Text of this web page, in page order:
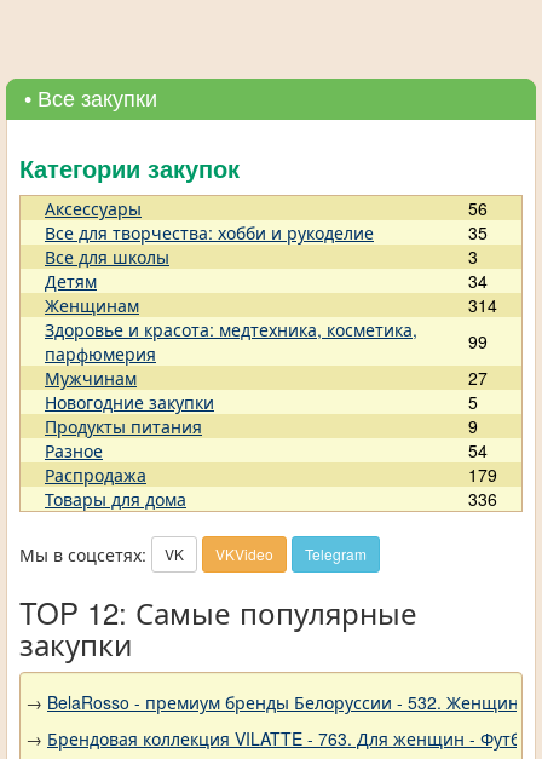
• Все закупки
Категории закупок
Аксессуары
56
Все для творчества: хобби и рукоделие
35
Все для школы
3
Детям
34
Женщинам
314
Здоровье и красота: медтехника, косметика,
парфюмерия
99
Мужчинам
27
Новогодние закупки
5
Продукты питания
9
Разное
54
Распродажа
179
Товары для дома
336
Мы в соцсетях: VK VKVideo Telegram
TOP 12: Самые популярные
закупки
→ BelaRosso - премиум бренды Белоруссии - 532.
→ Брендовая коллекция VILATTE - 763. Для женщин -